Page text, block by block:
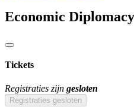
Economic
Tickets
Registraties zijn gesloten
Registraties gesloten